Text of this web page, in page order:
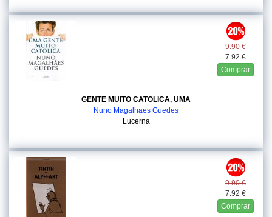
9.90 €
7.92 €
Comprar
GENTE MUITO CATOLICA, UMA
Nuno Magalhaes Guedes
Lucerna
9.90 €
7.92 €
Comprar